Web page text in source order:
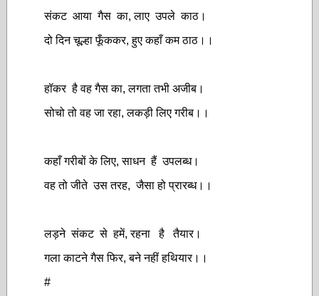
संकट आया गैस का, लाए उपले काठ।
दो दिन चूल्हा फूँककर, हुए कहाँ कम ठाठ।।
हॉकर है वह गैस का, लगता तभी अजीब।
सोचो तो वह जा रहा, लकड़ी लिए गरीब।।
कहाँ गरीबों के लिए, साधन हैं उपलब्ध।
वह तो जीते उस तरह, जैसा हो प्रारब्ध।।
लड़ने संकट से हमें, रहना है तैयार।
गला काटने गैस फिर, बने नहीं हथियार।।
#